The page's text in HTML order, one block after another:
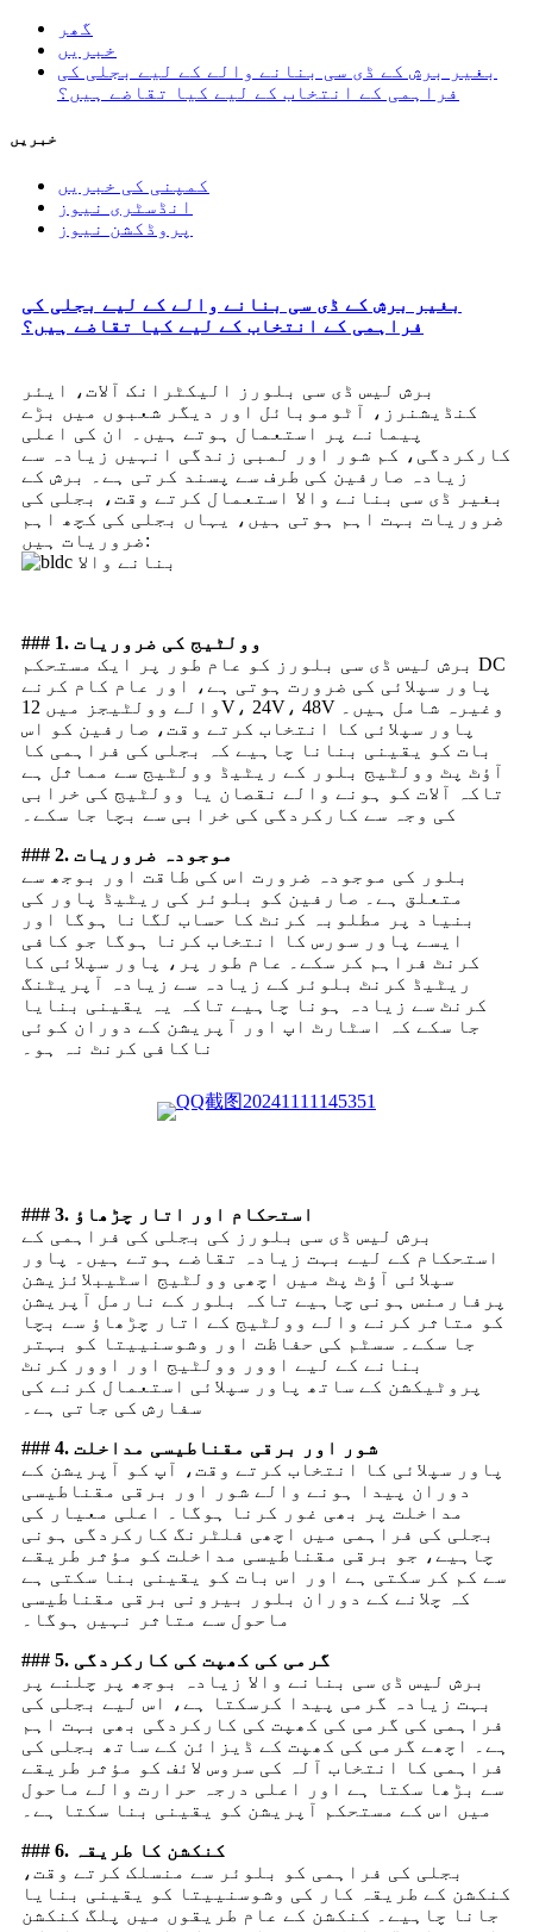
گھر
خبریں
بغیر برش کے ڈی سی بنانے والے کے لیے بجلی کی
فراہمی کے انتخاب کے لیے کیا تقاضے ہیں؟
خبریں
کمپنی کی خبریں
انڈسٹری نیوز
پروڈکشن نیوز
بغیر برش کے ڈی سی بنانے والے کے لیے بجلی کی
فراہمی کے انتخاب کے لیے کیا تقاضے ہیں؟
برش لیس ڈی سی بلورز الیکٹرانک آلات، ایئر
کنڈیشنرز، آٹوموبائل اور دیگر شعبوں میں بڑے
پیمانے پر استعمال ہوتے ہیں۔ ان کی اعلی
کارکردگی، کم شور اور لمبی زندگی انہیں زیادہ سے
زیادہ صارفین کی طرف سے پسند کرتی ہے۔ برش کے
بغیر ڈی سی بنانے والا استعمال کرتے وقت، بجلی کی
ضروریات بہت اہم ہوتی ہیں، یہاں بجلی کی کچھ اہم
ضروریات ہیں:
### 1. وولٹیج کی ضروریات
برش لیس ڈی سی بلورز کو عام طور پر ایک مستحکم DC
پاور سپلائی کی ضرورت ہوتی ہے، اور عام کام کرنے
والے وولٹیجز میں 12V، 24V، 48V وغیرہ شامل ہیں۔
پاور سپلائی کا انتخاب کرتے وقت، صارفین کو اس
بات کو یقینی بنانا چاہیے کہ بجلی کی فراہمی کا
آؤٹ پٹ وولٹیج بلور کے ریٹیڈ وولٹیج سے مماثل ہے
تاکہ آلات کو ہونے والے نقصان یا وولٹیج کی خرابی
کی وجہ سے کارکردگی کی خرابی سے بچا جا سکے۔
### 2. موجودہ ضروریات
بلور کی موجودہ ضرورت اس کی طاقت اور بوجھ سے
متعلق ہے۔ صارفین کو بلوئر کی ریٹیڈ پاور کی
بنیاد پر مطلوبہ کرنٹ کا حساب لگانا ہوگا اور
ایسے پاور سورس کا انتخاب کرنا ہوگا جو کافی
کرنٹ فراہم کر سکے۔ عام طور پر، پاور سپلائی کا
ریٹیڈ کرنٹ بلوئر کے زیادہ سے زیادہ آپریٹنگ
کرنٹ سے زیادہ ہونا چاہیے تاکہ یہ یقینی بنایا
جا سکے کہ اسٹارٹ اپ اور آپریشن کے دوران کوئی
ناکافی کرنٹ نہ ہو۔
### 3. استحکام اور اتار چڑھاؤ
برش لیس ڈی سی بلورز کی بجلی کی فراہمی کے
استحکام کے لیے بہت زیادہ تقاضے ہوتے ہیں۔ پاور
سپلائی آؤٹ پٹ میں اچھی وولٹیج اسٹیبلائزیشن
پرفارمنس ہونی چاہیے تاکہ بلور کے نارمل آپریشن
کو متاثر کرنے والے وولٹیج کے اتار چڑھاؤ سے بچا
جا سکے۔ سسٹم کی حفاظت اور وشوسنییتا کو بہتر
بنانے کے لیے اوور وولٹیج اور اوور کرنٹ
پروٹیکشن کے ساتھ پاور سپلائی استعمال کرنے کی
سفارش کی جاتی ہے۔
### 4. شور اور برقی مقناطیسی مداخلت
پاور سپلائی کا انتخاب کرتے وقت، آپ کو آپریشن کے
دوران پیدا ہونے والے شور اور برقی مقناطیسی
مداخلت پر بھی غور کرنا ہوگا۔ اعلی معیار کی
بجلی کی فراہمی میں اچھی فلٹرنگ کارکردگی ہونی
چاہیے، جو برقی مقناطیسی مداخلت کو مؤثر طریقے
سے کم کر سکتی ہے اور اس بات کو یقینی بنا سکتی ہے
کہ چلانے کے دوران بلور بیرونی برقی مقناطیسی
ماحول سے متاثر نہیں ہوگا۔
### 5. گرمی کی کھپت کی کارکردگی
برش لیس ڈی سی بنانے والا زیادہ بوجھ پر چلنے پر
بہت زیادہ گرمی پیدا کرسکتا ہے، اس لیے بجلی کی
فراہمی کی گرمی کی کھپت کی کارکردگی بھی بہت اہم
ہے۔ اچھے گرمی کی کھپت کے ڈیزائن کے ساتھ بجلی کی
فراہمی کا انتخاب آلہ کی سروس لائف کو مؤثر طریقے
سے بڑھا سکتا ہے اور اعلی درجہ حرارت والے ماحول
میں اس کے مستحکم آپریشن کو یقینی بنا سکتا ہے۔
### 6. کنکشن کا طریقہ
بجلی کی فراہمی کو بلوئر سے منسلک کرتے وقت،
کنکشن کے طریقہ کار کی وشوسنییتا کو یقینی بنایا
جانا چاہیے۔ کنکشن کے عام طریقوں میں پلگ کنکشن